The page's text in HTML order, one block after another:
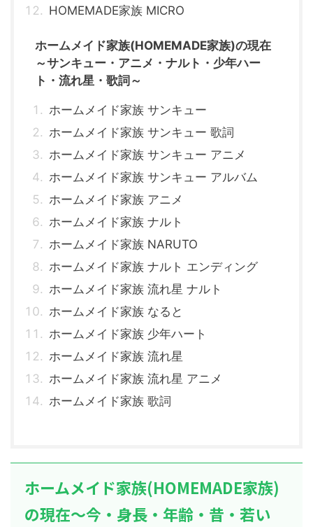
HOMEMADE家族 MICRO
ホームメイド家族(HOMEMADE家族)の現在
～サンキュー・アニメ・ナルト・少年ハー
ト・流れ星・歌詞～
ホームメイド家族 サンキュー
ホームメイド家族 サンキュー 歌詞
ホームメイド家族 サンキュー アニメ
ホームメイド家族 サンキュー アルバム
ホームメイド家族 アニメ
ホームメイド家族 ナルト
ホームメイド家族 NARUTO
ホームメイド家族 ナルト エンディング
ホームメイド家族 流れ星 ナルト
ホームメイド家族 なると
ホームメイド家族 少年ハート
ホームメイド家族 流れ星
ホームメイド家族 流れ星 アニメ
ホームメイド家族 歌詞
ホームメイド家族(HOMEMADE家族)
の現在～今・身長・年齢・昔・若い